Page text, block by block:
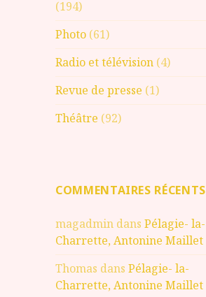
(194)
Photo (61)
Radio et télévision (4)
Revue de presse (1)
Théâtre (92)
COMMENTAIRES RÉCENTS
magadmin dansPélagie- la-
Charrette, Antonine Maillet
Thomas dansPélagie- la-
Charrette, Antonine Maillet